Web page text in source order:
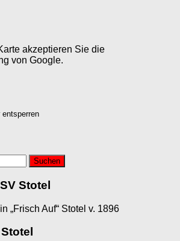
akzeptieren Sie die
von Google.
Stotel
„Frisch Auf“ Stotel v. 1896